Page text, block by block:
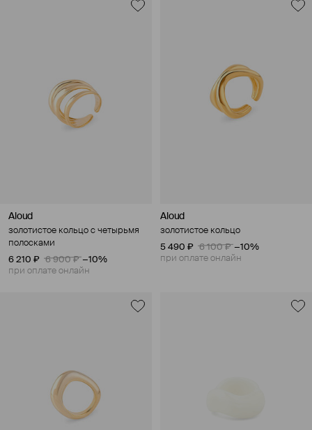
Aloud
золотистое кольцо с четырьмя
полосками
6 210 ₽
6 900 ₽ −10%
при оплате онлайн
Aloud
золотистое кольцо
5 490 ₽
6 100 ₽ −10%
при оплате онлайн